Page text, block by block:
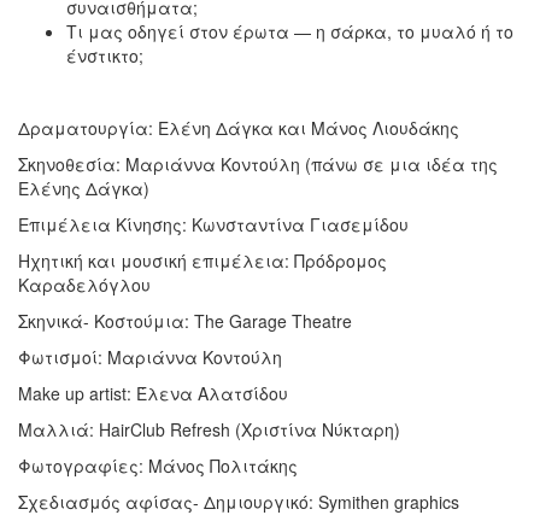
συναισθήματα;
Τι μας οδηγεί στον έρωτα — η σάρκα, το μυαλό ή το
ένστικτο;
Δραματουργία: Ελένη Δάγκα και Μάνος Λιουδάκης
Σκηνοθεσία: Μαριάννα Κοντούλη (πάνω σε μια ιδέα της
Ελένης Δάγκα)
Επιμέλεια Κίνησης: Κωνσταντίνα Γιασεμίδου
Ηχητική και μουσική επιμέλεια: Πρόδρομος
Καραδελόγλου
Σκηνικά- Κοστούμια: The Garage Theatre
Φωτισμοί: Μαριάννα Κοντούλη
Make up artist: Έλενα Αλατσίδου
Μαλλιά: HairClub Refresh (Χριστίνα Νύκταρη)
Φωτογραφίες: Μάνος Πολιτάκης
Σχεδιασμός αφίσας- Δημιουργικό: Symithen graphics